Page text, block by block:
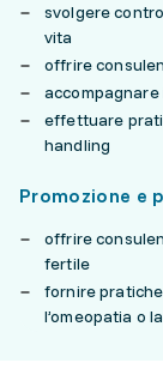
svolgere
vita
offrire
effettuare
handling
Promozione e
offrire
fertile
fornire
l’omeopatia o